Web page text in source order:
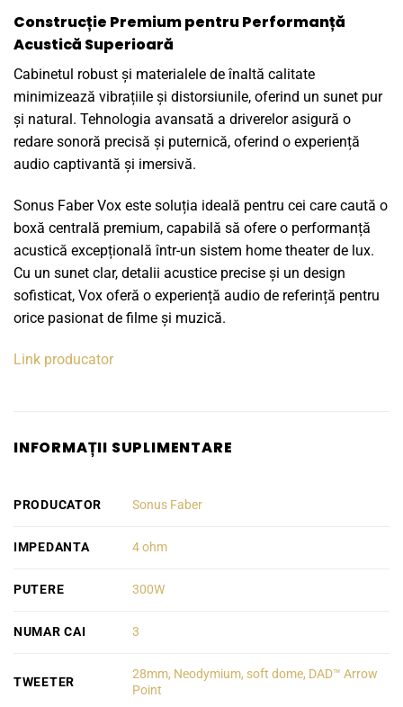
Construcție Premium pentru Performanță
Acustică Superioară
Cabinetul robust și materialele de înaltă calitate
minimizează vibrațiile și distorsiunile, oferind un sunet pur
și natural. Tehnologia avansată a driverelor asigură o
redare sonoră precisă și puternică, oferind o experiență
audio captivantă și imersivă.
Sonus Faber Vox este soluția ideală pentru cei care caută o
boxă centrală premium, capabilă să ofere o performanță
acustică excepțională într-un sistem home theater de lux.
Cu un sunet clar, detalii acustice precise și un design
sofisticat, Vox oferă o experiență audio de referință pentru
orice pasionat de filme și muzică.
Link producator
INFORMAȚII SUPLIMENTARE
PRODUCATOR Sonus Faber
IMPEDANTA 4 ohm
PUTERE 300W
NUMAR CAI 3
TWEETER
28mm, Neodymium, soft dome, DAD™ Arrow
Point